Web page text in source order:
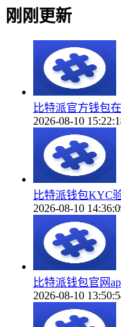
刚刚更新
比特派官方钱包
2026-08-10
比特派钱包KYC
2026-08-10
比特派钱包官网
2026-08-10